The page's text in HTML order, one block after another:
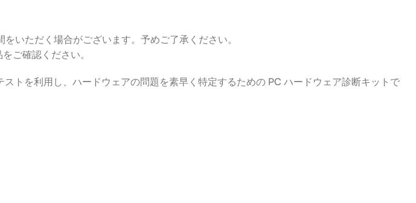
いただく場合がございます。予めご了承ください。
ご確認ください。
トを利用し、ハードウェアの問題を素早く特定するための PC ハードウェア診断キットで